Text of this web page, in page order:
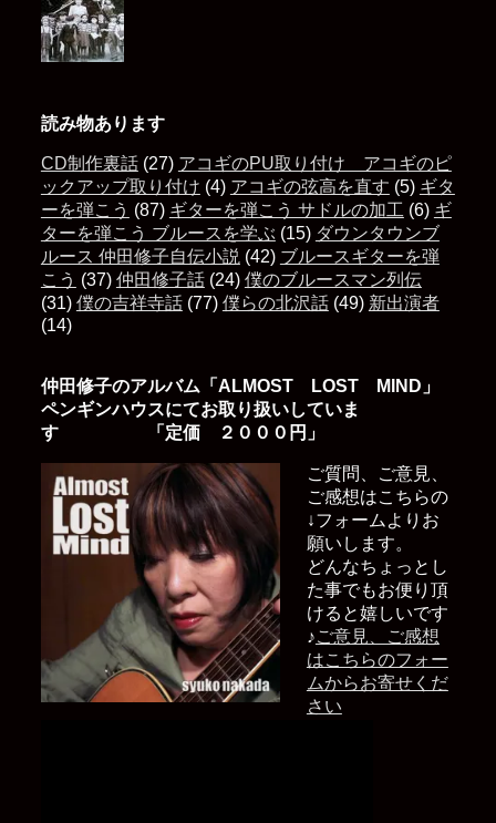
読み物あります
CD制作裏話(27) アコギのPU取り付け アコギのピ
ックアップ取り付け (4) アコギの弦高を直す (5) ギタ
ーを弾こう (87) ギターを弾こう サドルの加工 (6) ギ
ターを弾こう ブルースを学ぶ (15) ダウンタウンブ
ルース 仲田修子自伝小説 (42) ブルースギターを弾
こう (37) 仲田修子話(24) 僕のブルースマン列伝
(31) 僕の吉祥寺話(77) 僕らの北沢話(49) 新出演者
(14)
仲田修子のアルバム「ALMOST LOST MIND」
ペンギンハウスにてお取り扱いしていま
す 「定価 ２０００円」
ご質問、ご意見、
ご感想はこちらの
↓フォームよりお
願いします。
どんなちょっとし
た事でもお便り頂
けると嬉しいです
♪ご意見、ご感想
はこちらのフォー
ムからお寄せくだ
さい